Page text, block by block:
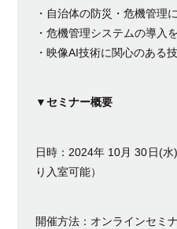
・自治体の防災・危機管理
・危機管理システムの導入
・映像AI技術に関心のある
▼セミナー概要
日時：2024年 10月 30日(
り入室可能）
開催方法：オンラインセミ